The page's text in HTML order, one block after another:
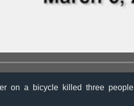
on a bicycle killed three people